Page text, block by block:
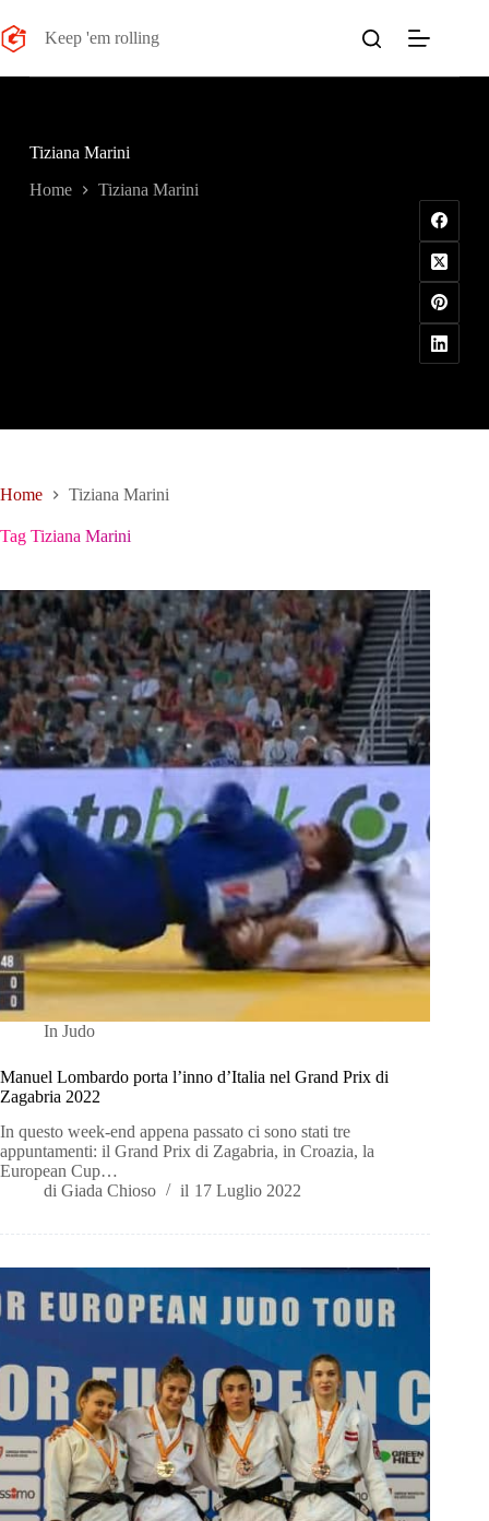
al
contenuto
Keep 'em rolling
Tiziana Marini
Home Tiziana Marini
Home Tiziana Marini
Tag Tiziana Marini
In Judo
Manuel Lombardo porta l’inno d’Italia nel Grand Prix di
Zagabria 2022
In questo week-end appena passato ci sono stati tre
appuntamenti: il Grand Prix di Zagabria, in Croazia, la
European Cup…
di Giada Chioso il 17 Luglio 2022